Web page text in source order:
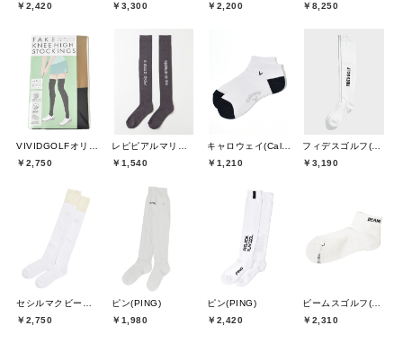
￥2,420
￥3,300
￥2,200
￥8,250
VIVIDGOLFオリジナル
￥2,750
レピピアルマリオ(repipi armario)
￥1,540
キャロウェイ(Callaway)
￥1,210
フィデスゴルフ(FIDES GOLF)
￥3,190
セシルマクビーグリーン(CECIL McBEE green)
￥2,750
ピン(PING)
￥1,980
ピン(PING)
￥2,420
ビームスゴルフ(BEAMS GOLF)
￥2,310